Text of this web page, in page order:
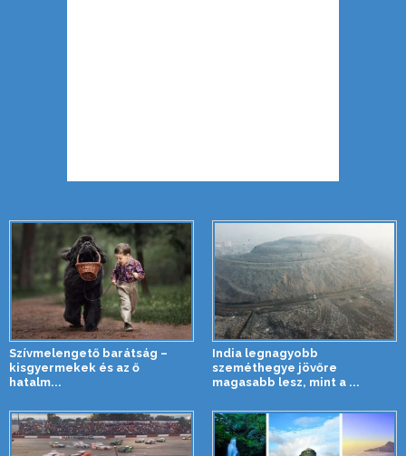
Szívmelengető barátság –
kisgyermekek és az ő
hatalm...
India legnagyobb
szeméthegye jövőre
magasabb lesz, mint a ...